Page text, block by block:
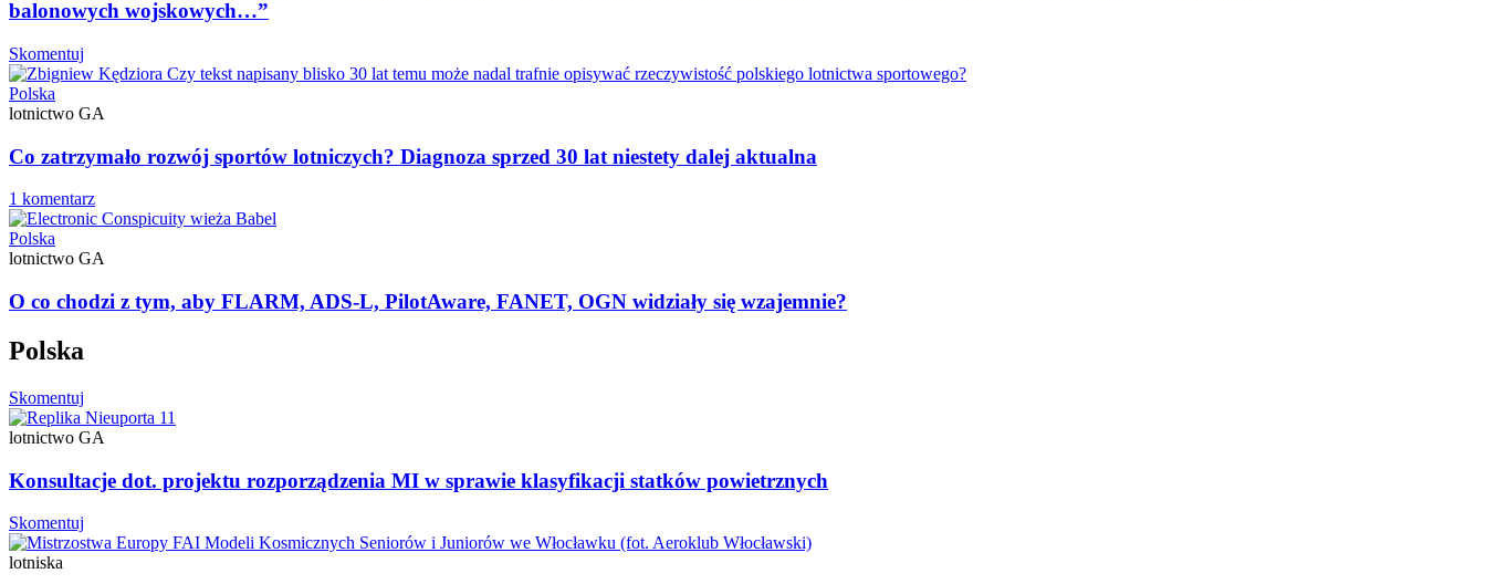
balonowych wojskowych…”
Skomentuj
Polska
lotnictwo GA
Co zatrzymało rozwój sportów lotniczych? Diagnoza sprzed 30 lat niestety dalej aktualna
1 komentarz
Polska
lotnictwo GA
O co chodzi z tym, aby FLARM, ADS-L, PilotAware, FANET, OGN widziały się wzajemnie?
Polska
Skomentuj
lotnictwo GA
Konsultacje dot. projektu rozporządzenia MI w sprawie klasyfikacji statków powietrznych
Skomentuj
lotniska